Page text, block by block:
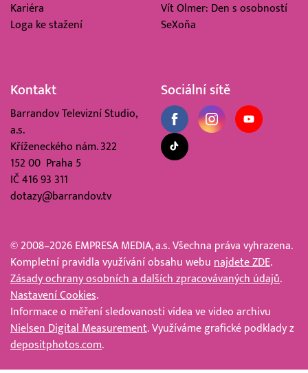
Kariéra
Loga ke stažení
Vít Olmer: Den s osobností
SeXoňa
Kontakt
Barrandov Televizní Studio,
a.s.
Kříženeckého nám. 322
152 00 Praha 5
IČ 416 93 311
dotazy@barrandov.tv
Sociální sítě
© 2008–2026 EMPRESA MEDIA, a.s. Všechna práva vyhrazena.
Kompletní pravidla využívání obsahu webu najdete ZDE.
Zásady ochrany osobních a dalších zpracovávaných údajů.
Nastavení Cookies.
Informace o měření sledovanosti videa ve video archivu
Nielsen Digital Measurement. Využíváme grafické podklady z
depositphotos.com.